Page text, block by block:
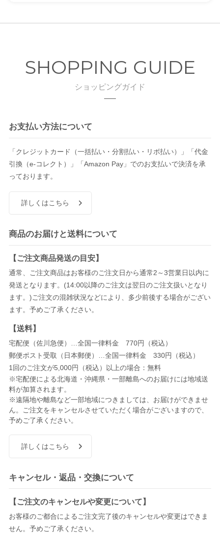
SHOPPING GUIDE
ショッピングガイド
お支払い方法について
「クレジットカード（一括払い・分割払い・リボ払い）」「代金
引換（e-コレクト）」「Amazon Pay」でのお支払いで決済を承
っております。
詳しくはこちら
商品のお届けと送料について
【ご注文商品発送の目安】
通常、ご注文商品はお客様のご注文日から通常2～3営業日以内に
発送となります。(14:00以降のご注文は翌日のご注文扱いとなり
ます。)ご注文の混雑状況などにより、多少前後する場合がござい
ます。予めご了承ください。
【送料】
宅配便（佐川急便）…全国一律料金 770円（税込）
郵便ポスト受取（日本郵便）…全国一律料金 330円（税込）
1回のご注文が5,000円（税込）以上の場合：無料
※宅配便による北海道・沖縄県・一部離島へのお届けには地域送
料が加算されます。
※遠隔地や離島など一部地域につきましては、お届けができませ
ん。ご注文をキャンセルさせていただく場合がございますので、
予めご了承ください。
詳しくはこちら
キャンセル・返品・交換について
【ご注文のキャンセルや変更について】
お客様のご都合によるご注文完了後のキャンセルや変更はできま
せん。予めご了承ください。